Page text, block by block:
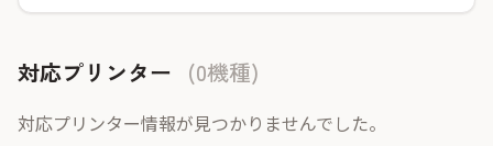
対応プリンター (0機種)
対応プリンター情報が見つかりませんでした。